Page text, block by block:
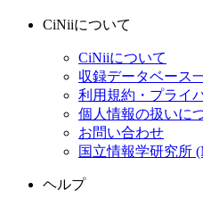
CiNiiについて
CiNiiについて
収録データベース
利用規約・プライ
個人情報の扱いに
お問い合わせ
国立情報学研究所
ヘルプ